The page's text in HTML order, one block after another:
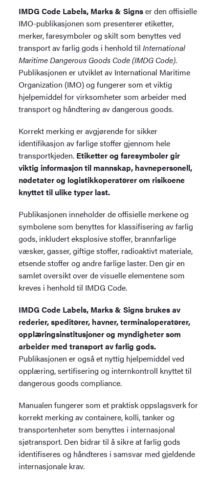
IMDG Code Labels, Marks & Signser den offisielle
IMO-publikasjonen som presenterer etiketter,
merker, faresymboler og skilt som benyttes ved
transport av farlig gods i henhold tilInternational
Maritime Dangerous Goods Code (IMDG Code).
Publikasjonen er utviklet av International Maritime
Organization (IMO) og fungerer som et viktig
hjelpemiddel for virksomheter som arbeider med
transport og håndtering av dangerous goods.
Korrekt merking er avgjørende for sikker
identifikasjon av farlige stoffer gjennom hele
transportkjeden. Etiketter og faresymboler gir
viktig informasjon til mannskap, havnepersonell,
nødetater og logistikkoperatører om risikoene
knyttet til ulike typer last.
Publikasjonen inneholder de offisielle merkene og
symbolene som benyttes for klassifisering av farlig
gods, inkludert eksplosive stoffer, brannfarlige
væsker, gasser, giftige stoffer, radioaktivt materiale,
etsende stoffer og andre farlige laster. Den gir en
samlet oversikt over de visuelle elementene som
kreves i henhold til IMDG Code.
IMDG Code Labels, Marks & Signs brukes av
rederier, speditører, havner, terminaloperatører,
opplæringsinstitusjoner og myndigheter som
arbeider med transport av farlig gods.
Publikasjonen er også et nyttig hjelpemiddel ved
opplæring, sertifisering og internkontroll knyttet til
dangerous goods compliance.
Manualen fungerer som et praktisk oppslagsverk for
korrekt merking av containere, kolli, tanker og
transportenheter som benyttes i internasjonal
sjøtransport. Den bidrar til å sikre at farlig gods
identifiseres og håndteres i samsvar med gjeldende
internasjonale krav.